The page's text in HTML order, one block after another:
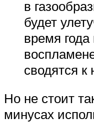
в
будет
время
сводятся к
Но не стоит
минусах